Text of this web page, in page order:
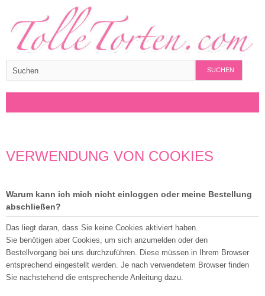
SUCHEN
VERWENDUNG VON COOKIES
Warum kann ich mich nicht einloggen oder meine Bestellung
abschließen?
Das liegt daran, dass Sie keine Cookies aktiviert haben.
Sie benötigen aber Cookies, um sich anzumelden oder den
Bestellvorgang bei uns durchzuführen. Diese müssen in Ihrem Browser
entsprechend eingestellt werden. Je nach verwendetem Browser finden
Sie nachstehend die entsprechende Anleitung dazu.